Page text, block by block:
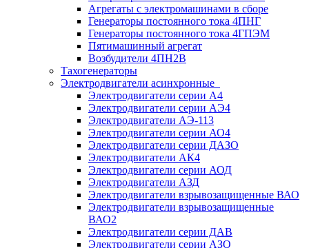
Агрегаты с электромашинами в сборе
Генераторы постоянного тока 4ПНГ
Генераторы постоянного тока 4ГПЭМ
Пятимашинный агрегат
Возбудители 4ПН2В
Тахогенераторы
Электродвигатели асинхронные
Электродвигатели серии А4
Электродвигатели серии АЭ4
Электродвигатели АЭ-113
Электродвигатели серии АО4
Электродвигатели серии ДАЗО
Электродвигатели АК4
Электродвигатели серии АОД
Электродвигатели АЗД
Электродвигатели взрывозащищенные ВАО
Электродвигатели взрывозащищенные
ВАО2
Электродвигатели серии ДАВ
Электродвигатели серии АЗО